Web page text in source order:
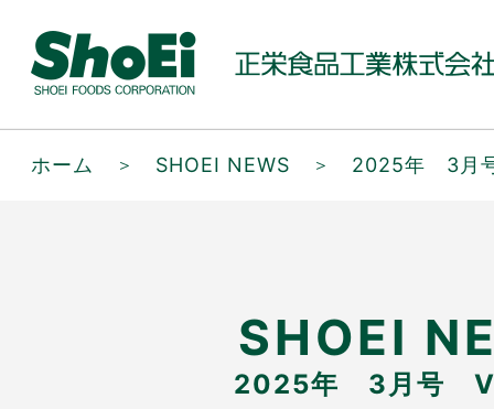
ホーム ＞ SHOEI NEWS ＞ 2025年 3月
SHOEI
2025年 3月号